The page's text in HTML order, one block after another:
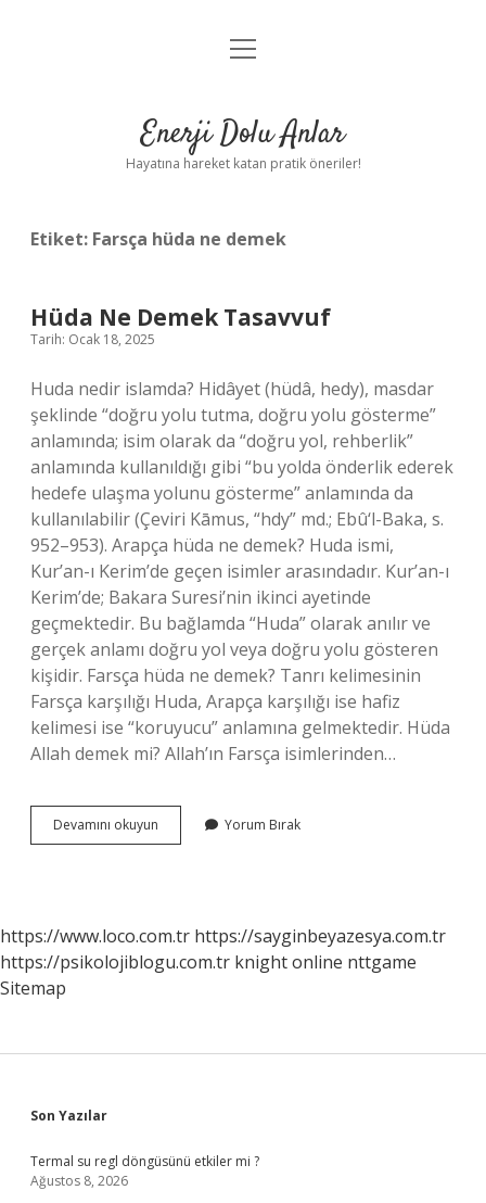
Anasayfa
Yasal Uyarı
menüyü
Enerji Dolu Anlar
Hayatına hareket katan pratik öneriler!
Etiket: Farsça hüda ne demek
Hüda Ne Demek Tasavvuf
Tarih: Ocak 18, 2025
Huda nedir islamda? Hidâyet (hüdâ, hedy), masdar
şeklinde “doğru yolu tutma, doğru yolu gösterme”
anlamında; isim olarak da “doğru yol, rehberlik”
anlamında kullanıldığı gibi “bu yolda önderlik ederek
hedefe ulaşma yolunu gösterme” anlamında da
kullanılabilir (Çeviri Kāmus, “hdy” md.; Ebû‘l-Baka, s.
952–953). Arapça hüda ne demek? Huda ismi,
Kur’an-ı Kerim’de geçen isimler arasındadır. Kur’an-ı
Kerim’de; Bakara Suresi’nin ikinci ayetinde
geçmektedir. Bu bağlamda “Huda” olarak anılır ve
gerçek anlamı doğru yol veya doğru yolu gösteren
kişidir. Farsça hüda ne demek? Tanrı kelimesinin
Farsça karşılığı Huda, Arapça karşılığı ise hafiz
kelimesi ise “koruyucu” anlamına gelmektedir. Hüda
Allah demek mi? Allah’ın Farsça isimlerinden…
Devamını okuyun
Ne
Yorum Bırak
https://www.loco.com.tr https://sayginbeyazesya.com.tr
https://psikolojiblogu.com.tr knight online nttgame
Sitemap
Sidebar
Son Yazılar
Termal su regl döngüsünü etkiler mi ?
Ağustos 8, 2026